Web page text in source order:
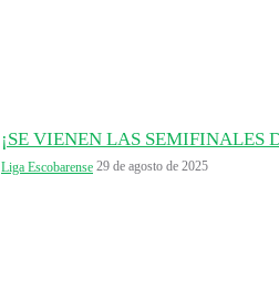
¡SE VIENEN LAS SEMIFINALES
Liga Escobarense 29 de agosto de 2025